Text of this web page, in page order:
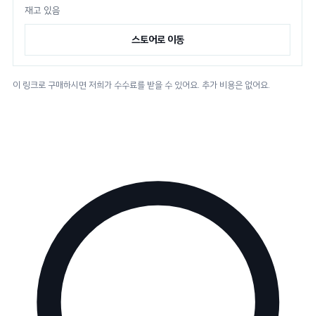
재고 있음
스토어로 이동
이 링크로 구매하시면 저희가 수수료를 받을 수 있어요. 추가 비용은 없어요.